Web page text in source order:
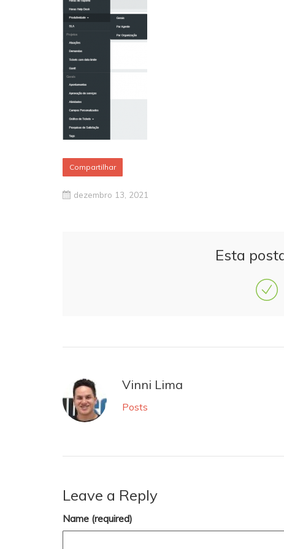
Compartilhar
dezembro 13, 2021
Esta
Vinni Lima
Posts
Leave a Reply
Name (required)